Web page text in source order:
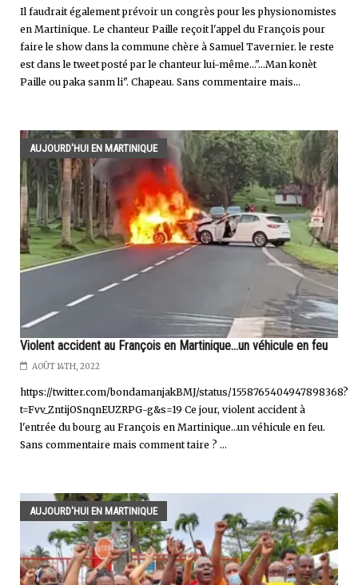
Il faudrait également prévoir un congrès pour les physionomistes
en Martinique. Le chanteur Paille reçoit l'appel du François pour
faire le show dans la commune chère à Samuel Tavernier. le reste
est dans le tweet posté par le chanteur lui-même..."...Man konèt
Paille ou paka sanm li". Chapeau. Sans commentaire mais...
AUJOURD'HUI EN MARTINIQUE
Violent accident au François en Martinique...un véhicule en feu
AOÛT 14TH, 2022
https://twitter.com/bondamanjakBMJ/status/1558765404947898368?
t=Fvv_ZntijOSnqnEUZRPG-g&s=19 Ce jour, violent accident à
l'entrée du bourg au François en Martinique…un véhicule en feu.
Sans commentaire mais comment taire ? ...
AUJOURD'HUI EN MARTINIQUE